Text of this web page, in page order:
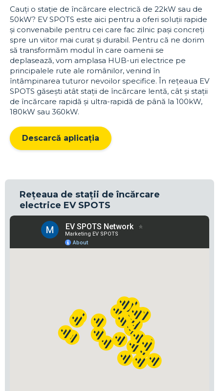
Cauți o stație de încărcare electrică de 22kW sau de
50kW? EV SPOTS este aici pentru a oferi soluții rapide
și convenabile pentru cei care fac zilnic pași concreți
spre un viitor mai curat și durabil. Pentru că ne dorim
să transformăm modul în care oamenii se
deplasează, vom amplasa HUB-uri electrice pe
principalele rute ale românilor, venind în
întâmpinarea tuturor nevoilor specifice. În rețeaua EV
SPOTS găsești atât stații de încărcare lentă, cât și stații
de încărcare rapidă și ultra-rapidă de până la 100kW,
180kW sau 360kW.
Descarcă aplicația
Rețeaua de stații de încărcare
electrice EV SPOTS